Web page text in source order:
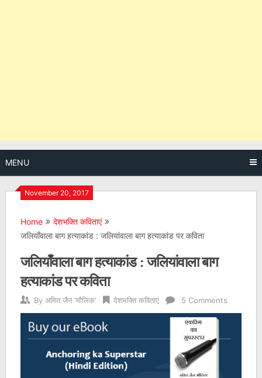
MENU
November 20, 2017
Home
देशभक्ति कविताएं
जलियाँवाला बाग हत्याकांड : जलियांवाला बाग हत्याकांड पर कविता
जलियाँवाला बाग हत्याकांड : जलियांवाला बाग
हत्याकांड पर कविता
By अमित जैन 'मौलिक' देशभक्ति कविताएं 5 Comments